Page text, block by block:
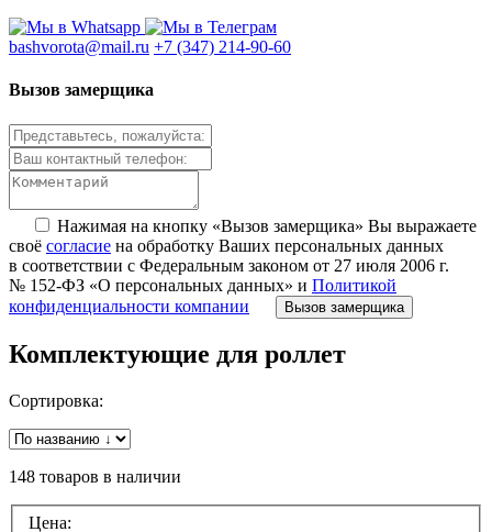
bashvorota@mail.ru +7 (347) 214-90-60
Вызов замерщика
Нажимая на кнопку «Вызов замерщика» Вы выражаете
своё согласие на обработку Ваших персональных данных
в соответствии с Федеральным законом от 27 июля 2006 г.
№ 152-ФЗ «О персональных данных» и Политикой
конфиденциальности компании
Вызов замерщика
Комплектующие для роллет
Сортировка:
148 товаров в наличии
Цена: